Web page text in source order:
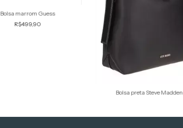
Bolsa marrom Guess
R$499,90
Bolsa preta Steve Madden